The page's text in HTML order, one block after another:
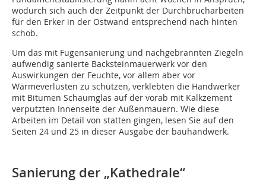
wodurch sich auch der Zeitpunkt der Durchbrucharbeiten
für den Erker in der Ostwand entsprechend nach hinten
schob.
Um das mit Fugensanierung und nachgebrannten Ziegeln
aufwendig sanierte Backsteinmauerwerk vor den
Auswirkungen der Feuchte, vor allem aber vor
Wärmeverlusten zu schützen, verklebten die Handwerker
mit Bitumen Schaumglas auf der vorab mit Kalkzement
verputzten Innenseite der Außenmauern. Wie diese
Arbeiten im Detail von statten gingen, lesen Sie auf den
Seiten 24 und 25 in dieser Ausgabe der bauhandwerk.
Sanierung der „Kathedrale“